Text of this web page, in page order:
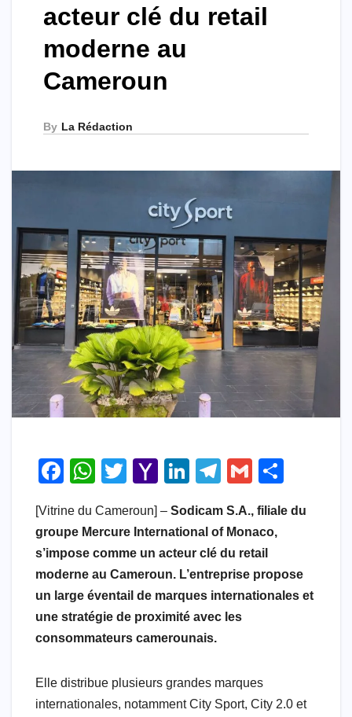
acteur clé du retail
moderne au
Cameroun
By La Rédaction
F
c
e
b
o
o
k
W
at
s
A
p
p
T
tt
er
Y
h
o
o
M
ail
Li
k
e
dI
n
T
e
gr
a
m
G
ail ar
[Vitrine du Cameroun] – Sodicam S.A., filiale du
groupe Mercure International of Monaco,
s’impose comme un acteur clé du retail
moderne au Cameroun. L’entreprise propose
un large éventail de marques internationales et
une stratégie de proximité avec les
consommateurs camerounais.
Elle distribue plusieurs grandes marques
internationales, notamment City Sport, City 2.0 et